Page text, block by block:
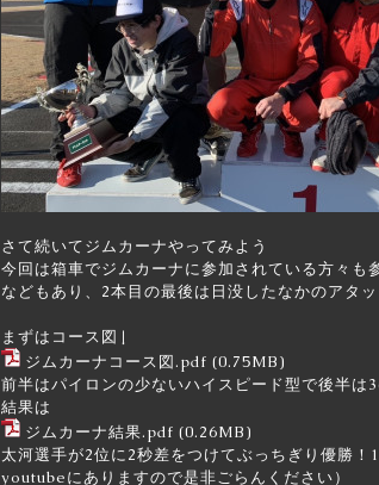
さて続いてジムカーナやってみよう
今回は箱車でジムカーナに参加されている方々
などもあり、2本目の最後は日没したなかのアタッ
まずはコース図↓
ジムカーナコース図.pdf (0.75MB)
前半はパイロンの少ないハイスピード型で後半は
結果は
ジムカーナ結果.pdf (0.26MB)
太河選手が2位に2秒差をつけてぶっちぎり優勝
youtubeにありますので是非ごらんください）